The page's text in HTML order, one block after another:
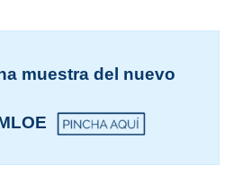
muestra del nuevo